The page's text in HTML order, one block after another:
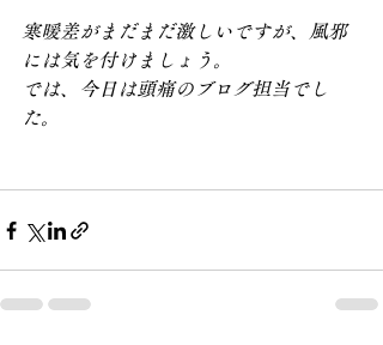
寒暖差がまだまだ激しいですが、風邪
には気を付けましょう。
では、今日は頭痛のブログ担当でし
た。